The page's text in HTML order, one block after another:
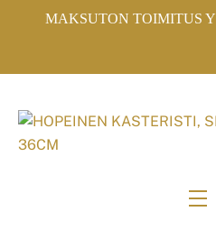
MAKSUTON TOIMITUS